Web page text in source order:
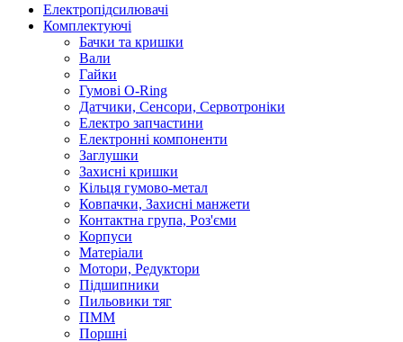
Електропідсилювачі
Комплектуючі
Бачки та кришки
Вали
Гайки
Гумові O-Ring
Датчики, Сенсори, Сервотроніки
Електро запчастини
Електронні компоненти
Заглушки
Захисні кришки
Кільця гумово-метал
Ковпачки, Захисні манжети
Контактна група, Роз'єми
Корпуси
Матеріали
Мотори, Редуктори
Підшипники
Пильовики тяг
ПММ
Поршні